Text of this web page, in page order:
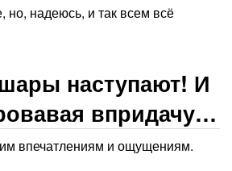
но, надеюсь, и так всем всё
наступают! И
впридачу…
впечатлениям и ощущениям.